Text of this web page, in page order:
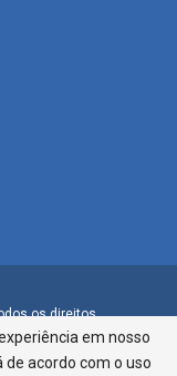
os direitos
São José |
em nosso
de acordo com o uso